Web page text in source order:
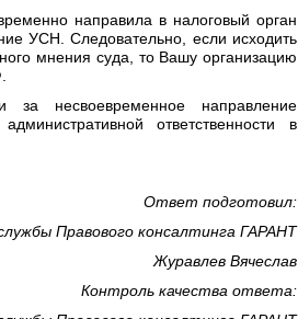
направила в налоговый орган
УСН. Следовательно, если исходить
мнения суда, то Вашу организацию
за несвоевременное направление
ответственности в
Ответ подготовил:
Правового консалтинга ГАРАНТ
Журавлев Вячеслав
Контроль качества ответа: